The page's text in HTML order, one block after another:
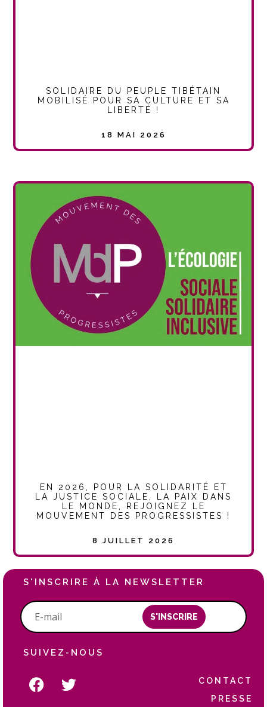
SOLIDAIRE DU PEUPLE TIBÉTAIN
MOBILISÉ POUR SA CULTURE ET SA
LIBERTÉ !
18 MAI 2026
EN 2026, POUR LA SOLIDARITÉ ET
LA JUSTICE SOCIALE, LA PAIX DANS
LE MONDE, REJOIGNEZ LE
MOUVEMENT DES PROGRESSISTES !
8 JUILLET 2026
S'INSCRIRE À LA NEWSLETTER
S'INSCRIRE
SUIVEZ-NOUS
CONTACT
PRESSE